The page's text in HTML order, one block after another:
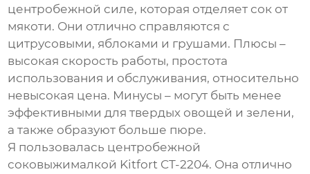
центробежной силе, которая отделяет сок от
мякоти. Они отлично справляются с
цитрусовыми, яблоками и грушами. Плюсы –
высокая скорость работы, простота
использования и обслуживания, относительно
невысокая цена. Минусы – могут быть менее
эффективными для твердых овощей и зелени,
а также образуют больше пюре.
Я пользовалась центробежной
соковыжималкой Kitfort CT-2204. Она отлично